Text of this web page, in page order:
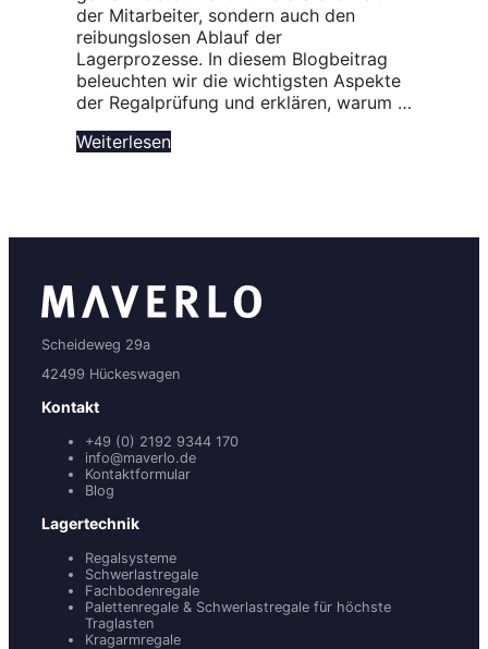
der Mitarbeiter, sondern auch den
reibungslosen Ablauf der
Lagerprozesse. In diesem Blogbeitrag
beleuchten wir die wichtigsten Aspekte
der Regalprüfung und erklären, warum …
Weiterlesen
Scheideweg 29a
42499 Hückeswagen
Kontakt
+49 (0) 2192 9344 170
info@maverlo.de
Kontaktformular
Blog
Lagertechnik
Regalsysteme
Schwerlastregale
Fachbodenregale
Palettenregale & Schwerlastregale für höchste
Traglasten
Kragarmregale